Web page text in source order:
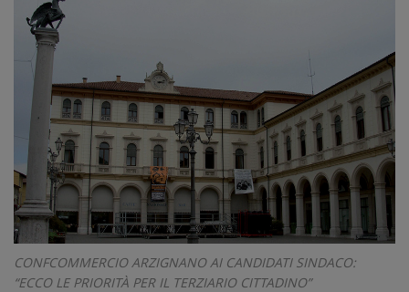
CONFCOMMERCIO ARZIGNANO AI CANDIDATI SINDACO:
“ECCO LE PRIORITÀ PER IL TERZIARIO CITTADINO”